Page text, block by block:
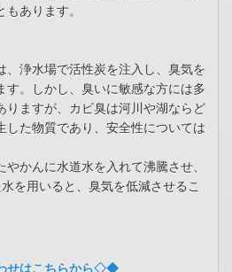
あります。
浄水場で活性炭を注入し、臭気を
す。しかし、臭いに敏感な方には多
りますが、カビ臭は河川や湖ならど
した物質であり、安全性については
かんに水道水を入れて沸騰させ、
を用いると、臭気を低減させるこ
せはこちらから◇◆